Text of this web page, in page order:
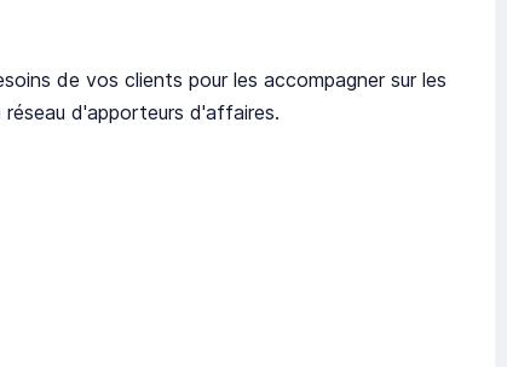
de vos clients pour les accompagner sur les
d'apporteurs d'affaires.